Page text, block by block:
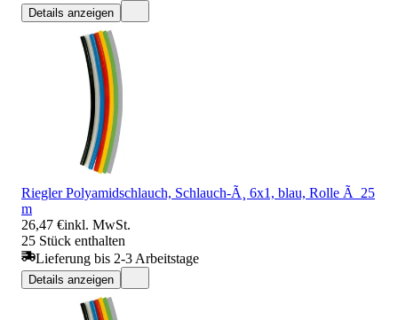
Details anzeigen
Riegler Polyamidschlauch, Schlauch-Ã¸ 6x1, blau, Rolle Ã 25
m
26,47 €inkl. MwSt.
25 Stück enthalten
Lieferung bis 2-3 Arbeitstage
Details anzeigen